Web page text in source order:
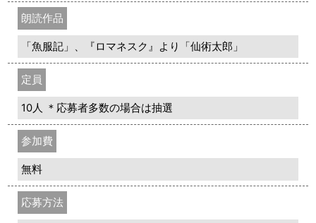
朗読作品
「魚服記」、『ロマネスク』より「仙術太郎」
定員
10人 ＊応募者多数の場合は抽選
参加費
無料
応募方法